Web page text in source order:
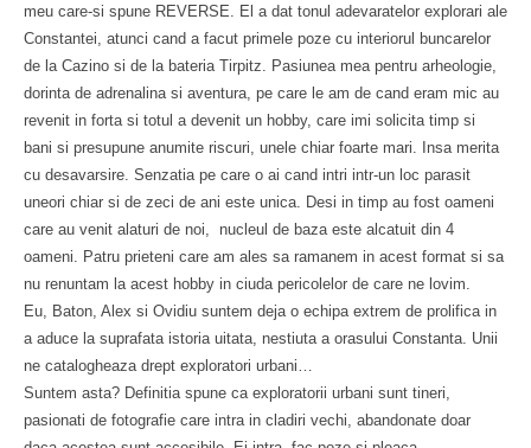
meu care-si spune REVERSE. El a dat tonul adevaratelor explorari ale
Constantei, atunci cand a facut primele poze cu interiorul buncarelor
de la Cazino si de la bateria Tirpitz. Pasiunea mea pentru arheologie,
dorinta de adrenalina si aventura, pe care le am de cand eram mic au
revenit in forta si totul a devenit un hobby, care imi solicita timp si
bani si presupune anumite riscuri, unele chiar foarte mari. Insa merita
cu desavarsire. Senzatia pe care o ai cand intri intr-un loc parasit
uneori chiar si de zeci de ani este unica. Desi in timp au fost oameni
care au venit alaturi de noi, nucleul de baza este alcatuit din 4
oameni. Patru prieteni care am ales sa ramanem in acest format si sa
nu renuntam la acest hobby in ciuda pericolelor de care ne lovim.
Eu, Baton, Alex si Ovidiu suntem deja o echipa extrem de prolifica in
a aduce la suprafata istoria uitata, nestiuta a orasului Constanta. Unii
ne catalogheaza drept exploratori urbani…
Suntem asta? Definitia spune ca exploratorii urbani sunt tineri,
pasionati de fotografie care intra in cladiri vechi, abandonate doar